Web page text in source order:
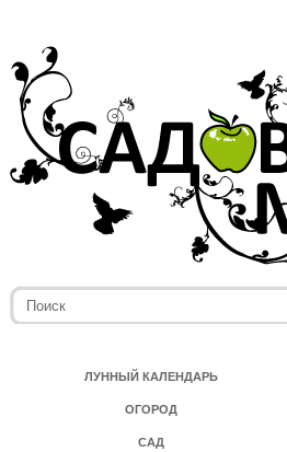
ЛУННЫЙ КАЛЕНДАРЬ
ОГОРОД
САД